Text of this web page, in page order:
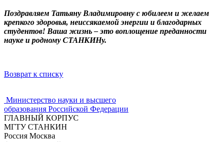
Поздравляем Татьяну Владимировну с юбилеем и желаем
крепкого здоровья, неиссякаемой энергии и благодарных
студентов! Ваша жизнь – это воплощение преданности
науке и родному СТАНКИНу.
Возврат к списку
Министерство науки и высшего
образования Российской Федерации
ГЛАВНЫЙ КОРПУС
МГТУ СТАНКИН
Россия Москва